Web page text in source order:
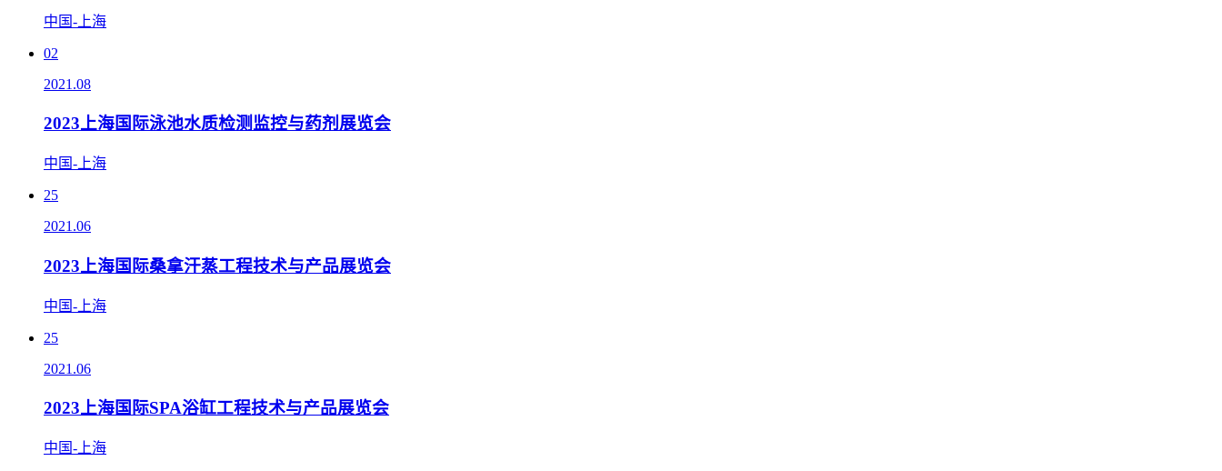
中国-上海
02
2021.08
2023上海国际泳池水质检测监控与药剂展览会
中国-上海
25
2021.06
2023上海国际桑拿汗蒸工程技术与产品展览会
中国-上海
25
2021.06
2023上海国际SPA浴缸工程技术与产品展览会
中国-上海